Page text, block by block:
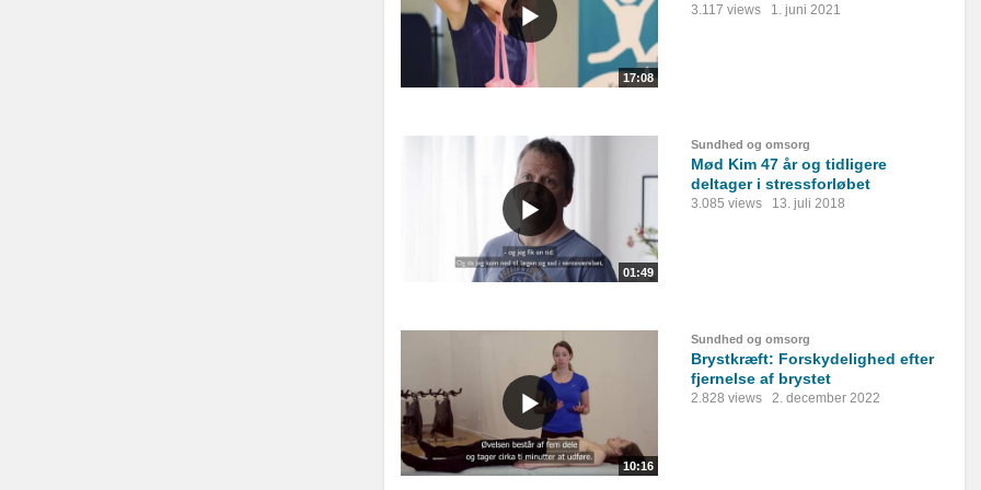
17:08
3.117 views 1. juni 2021
01:49
Sundhed og omsorg
Mød Kim 47 år og tidligere
deltager i stressforløbet
3.085 views 13. juli 2018
10:16
Sundhed og omsorg
Brystkræft: Forskydelighed efter
fjernelse af brystet
2.828 views 2. december 2022